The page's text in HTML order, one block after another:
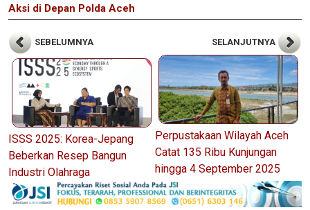
Aksi di Depan Polda Aceh
SEBELUMNYA
ISSS 2025: Korea-Jepang
Beberkan Resep Bangun
Industri Olahraga
SELANJUTNYA
Perpustakaan Wilayah Aceh
Catat 135 Ribu Kunjungan
hingga 4 September 2025